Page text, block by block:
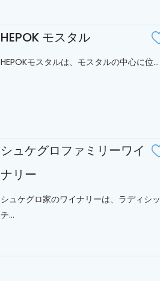
HEPOK モスタル
HEPOKモスタルは、モスタルの中心に位...
シュケグロファミリーワイ
ナリー
シュケグロ家のワイナリーは、ラディシッ
チ...